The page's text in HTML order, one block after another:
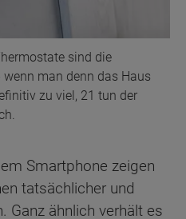
sind die
man denn das Haus
zu viel, 21 tun der
Smartphone zeigen
tatsächlicher und
Ganz ähnlich verhält es